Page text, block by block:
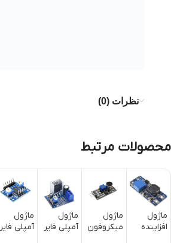
نظرات (0)
محصولات مرتبط
ماژول
افزاینده
ماژول
میکروفون
ماژول
آمپلی فایر
ماژول
آمپلی فایر